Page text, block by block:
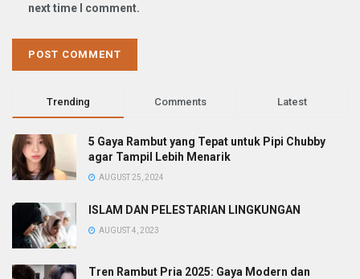
next time I comment.
Trending Comments Latest
5 Gaya Rambut yang Tepat untuk Pipi Chubby
agar Tampil Lebih Menarik
AUGUST 25, 2024
ISLAM DAN PELESTARIAN LINGKUNGAN
AUGUST 4, 2023
Tren Rambut Pria 2025: Gaya Modern dan